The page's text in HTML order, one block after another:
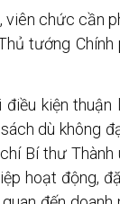
viên chức cần
tướng Chính
kiện
dù không
Bí thư
hoạt động,